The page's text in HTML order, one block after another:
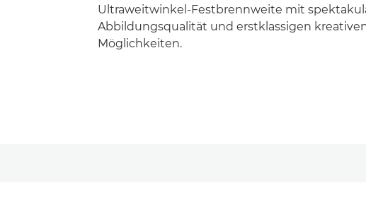
Ultraweitwinkel-Festbrennweite mit
Abbildungsqualität und erstklassigen
Möglichkeiten.